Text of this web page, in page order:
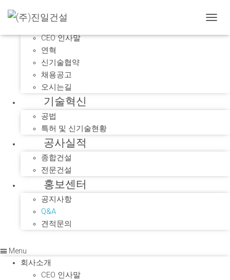
비
회사소개
CEO 인사말
연혁
신기술협약
채용공고
오시는길
기술혁신
공법
특허 및 신기술현황
공사실적
종합건설
전문건설
홍보센터
공지사항
Q&A
견적문의
Menu
회사소개
CEO 인사말